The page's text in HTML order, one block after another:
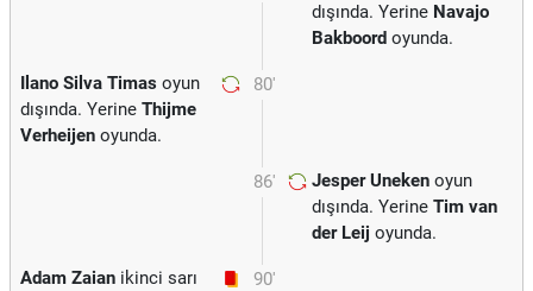
dışında. Yerine Navajo
Bakboord oyunda.
80'
Ilano Silva Timas oyun
dışında. Yerine Thijme
Verheijen oyunda.
86' Jesper Uneken oyun
dışında. Yerine Tim van
der Leij oyunda.
90'
Adam Zaian ikinci sarı